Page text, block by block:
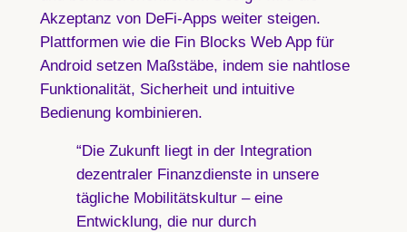
Akzeptanz von DeFi-Apps weiter steigen.
Plattformen wie die Fin Blocks Web App für
Android setzen Maßstäbe, indem sie nahtlose
Funktionalität, Sicherheit und intuitive
Bedienung kombinieren.
“Die Zukunft liegt in der Integration
dezentraler Finanzdienste in unsere
tägliche Mobilitätskultur – eine
Entwicklung, die nur durch